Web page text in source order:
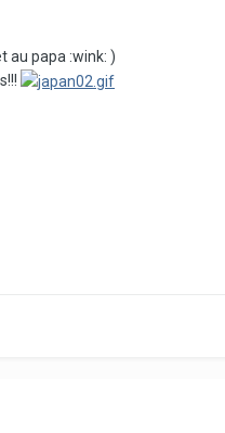
au papa :wink: )